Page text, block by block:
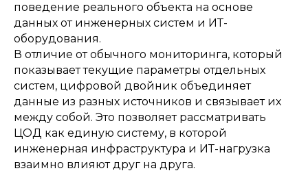
поведение реального объекта на основе
данных от инженерных систем и ИТ-
оборудования.
В отличие от обычного мониторинга, который
показывает текущие параметры отдельных
систем, цифровой двойник объединяет
данные из разных источников и связывает их
между собой. Это позволяет рассматривать
ЦОД как единую систему, в которой
инженерная инфраструктура и ИТ-нагрузка
взаимно влияют друг на друга.